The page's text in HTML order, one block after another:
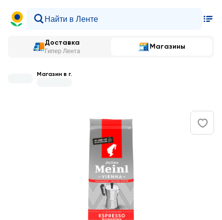
Доставка
Гипер Лента
Магазины
Магазин в г.